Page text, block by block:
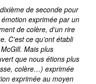
de seconde pour
exprimée par un
de colère, d’un rire
C’est ce qu’ont établi
Mais plus
que nous étions plus
colère…) exprimée
exprimée au moyen